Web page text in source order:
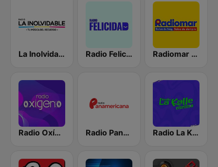
La Inolvidable Radio Felicidad Radiomar 106.3 FM
Radio Oxígeno Radio Panamericana Radio La Kalle